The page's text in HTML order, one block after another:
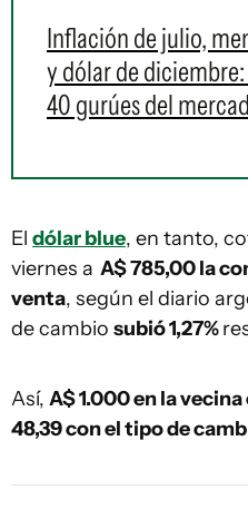
Inflación de julio,
y dólar de
40 gurúes del
El dólar blue, en tanto,
viernes a A$ 785,00 la
venta, según el diario
de cambio subió 1,27%
Así, A$ 1.000 en la
48,39 con el tipo de